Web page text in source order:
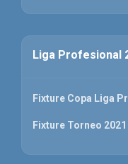
Liga Profesional
Fixture Copa Liga
Fixture Torneo 2021